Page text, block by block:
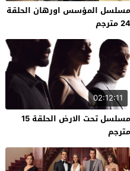
مسلسل المؤسس اورهان الحلقة
24 مترجم
02:12:11
مسلسل تحت الارض الحلقة 15
مترجم